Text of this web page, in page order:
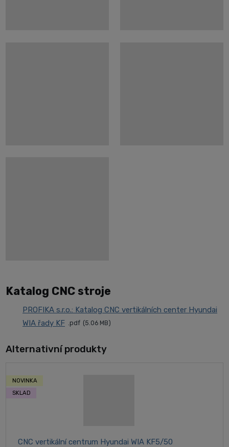
Katalog CNC stroje
PROFIKA s.r.o.: Katalog CNC vertikálních center Hyundai
WIA řady KF
pdf 5.06 MB
Alternativní produkty
CNC vertikální centrum Hyundai WIA KF5/50
NOVINKA
SKLAD